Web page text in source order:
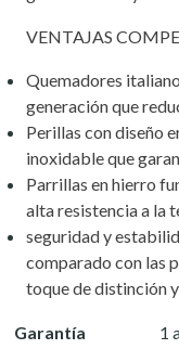
VENTAJAS
Quemadores
generación que
Perillas con diseño
inoxidable que
Parrillas en hierro
alta resistencia a la
seguridad y
comparado con las
toque de distinción
Garantía
1